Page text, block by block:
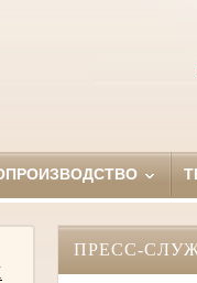
ПРЕСС-